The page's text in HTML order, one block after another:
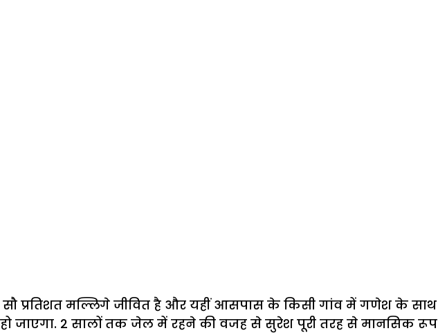
प्रतिशत मल्लिगे जीवित है और यहीं आसपास के किसी गांव में गणेश के साथ
जाएगा. 2 सालों तक जेल में रहने की वजह से सुरेश पूरी तरह से मानसिक रूप